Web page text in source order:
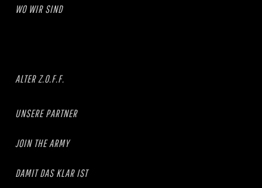
WO WIR SIND
ALTER Z.O.F.F.
UNSERE PARTNER
JOIN THE ARMY
DAMIT DAS KLAR IST